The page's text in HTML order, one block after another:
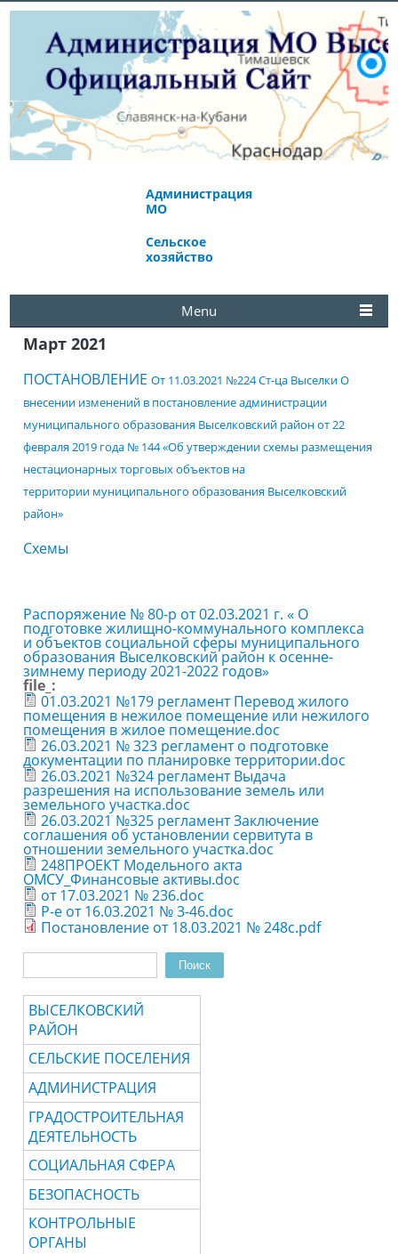
Администрация
МО
Сельское
хозяйство
Menu
Март 2021
ПОСТАНОВЛЕНИЕОт 11.03.2021 №224Ст-ца ВыселкиО
внесении изменений в постановление администрации
муниципального образования Выселковский районот 22
февраля 2019 года № 144 «Об утверждении схемы размещения
нестационарных торговых объектов на
территории муниципального образования Выселковский
район»
Схемы
Распоряжение № 80-р от 02.03.2021 г. « О
подготовке жилищно-коммунального комплекса
и объектов социальной сферы муниципального
образования Выселковский район к осенне-
зимнему периоду 2021-2022 годов»
file_:
01.03.2021 №179 регламент Перевод жилого
помещения в нежилое помещение или нежилого
помещения в жилое помещение.doc
26.03.2021 № 323 регламент о подготовке
документации по планировке территории.doc
26.03.2021 №324 регламент Выдача
разрешения на использование земель или
земельного участка.doc
26.03.2021 №325 регламент Заключение
соглашения об установлении сервитута в
отношении земельного участка.doc
248ПРОЕКТ Модельного акта
ОМСУ_Финансовые активы.doc
от 17.03.2021 № 236.doc
Р-е от 16.03.2021 № 3-46.doc
Постановление от 18.03.2021 № 248c.pdf
Поиск
ВЫСЕЛКОВСКИЙ
РАЙОН
СЕЛЬСКИЕ ПОСЕЛЕНИЯ
АДМИНИСТРАЦИЯ
ГРАДОСТРОИТЕЛЬНАЯ
ДЕЯТЕЛЬНОСТЬ
СОЦИАЛЬНАЯ СФЕРА
БЕЗОПАСНОСТЬ
КОНТРОЛЬНЫЕ
ОРГАНЫ